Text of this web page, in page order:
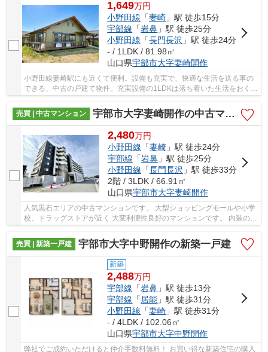
1,649万円
小野田線 「妻崎 」駅 徒歩15分
宇部線 「岩鼻 」駅 徒歩25分
小野田線 「長門長沢 」駅 徒歩24分
- / 1LDK / 81.98㎡
山口県宇部市大字妻崎開作
小野田線妻崎駅にも近くて便利。設備も充実で、快適な生活を送る事の
できる、中古の戸建て物件。充実設備の1LDKは落ち着いた生活をおくれ
ます。建物面積81.98㎡もあるので有効活用しま...
売買 | 中古マンション
宇部市大字妻崎開作の中古マンション
2,480万円
小野田線 「妻崎」駅 徒歩24分
宇部線 「岩鼻」駅 徒歩25分
小野田線 「長門長沢 」駅 徒歩33分
2階 / 3LDK / 66.91㎡
山口県宇部市大字妻崎開作
人気黒石エリアの中古マンションです。 大型ショッピングモールや小学
校、ドラッグストアが近く 大変利便性良好のマンションです。 内装の状
売買 | 新築一戸建
宇部市大字中野開作の新築一戸建
新築
2,488万円
宇部線 「岩鼻 」駅 徒歩13分
宇部線 「居能 」駅 徒歩31分
小野田線 「妻崎 」駅 徒歩31分
- / 4LDK / 102.06㎡
山口県宇部市大字中野開作
弊社でご成約いただけると仲介手数料無料！ お買い得な新築住宅の購入